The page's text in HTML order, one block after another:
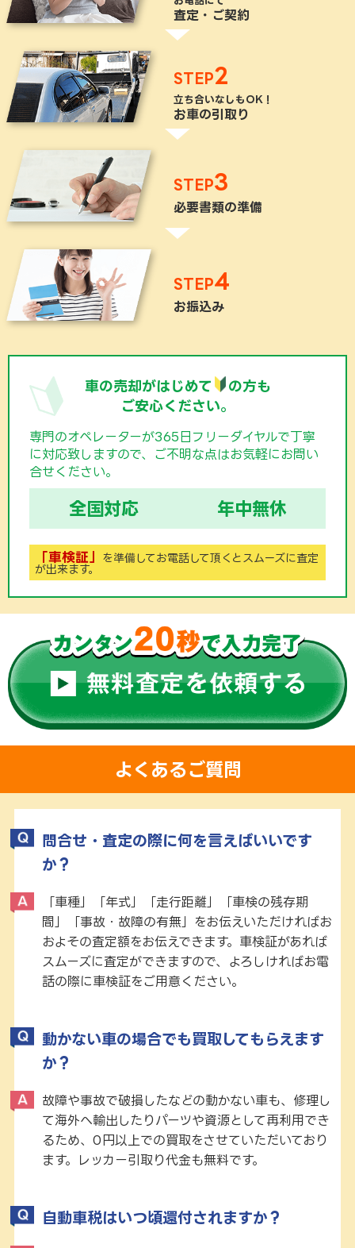
査定・ご契約
STEP2
立ち合いなしもOK！
お車の引取り
STEP3
必要書類の準備
STEP4
お振込み
車の売却がはじめて
の方も
ご安心ください。
専門のオペレーターが365日フリーダイヤルで丁寧
に対応致しますので、ご不明な点はお気軽にお問い
合せください。
全国対応 年中無休
「車検証」 を準備してお電話して頂くと スムーズに査定
が出来ます。
よくあるご質問
問合せ・査定の際に何を言えばいいです
か？
「車種」「年式」「走行距離」「車検の残存期
間」「事故・故障の有無」をお伝えいただければお
およその査定額をお伝えできます。車検証があれば
スムーズに査定ができますので、よろしければお電
話の際に車検証をご用意ください。
動かない車の場合でも買取してもらえます
か？
故障や事故で破損したなどの動かない車も、修理し
て海外へ輸出したりパーツや資源として再利用でき
るため、0円以上での買取をさせていただいており
ます。レッカー引取り代金も無料です。
自動車税はいつ頃還付されますか？